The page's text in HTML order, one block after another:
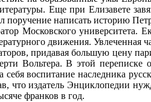
Еще при Елизавете
написать историю
Московского университета.
движения.
придавая большую цену
Вольтера. В этой переписке
воспитание наследника
издатель Энциклопедии
франков в год.